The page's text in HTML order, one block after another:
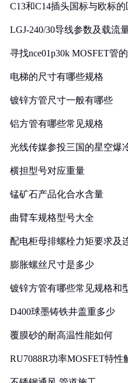
C13和C14插头国标与欧标
LGJ-240/30导线参数及载流
寻找nce01p30k MOSFET管
电梯的尺寸有哪些规格
镀锌方管尺寸一般有哪些
铝方管有哪些常见规格
光线传媒参投三国的星空爆
横担型号对应重量
锰矿石产品化合水含量
曲臂车规格型号大全
配电柜母排螺栓力矩要求及
膨胀螺丝尺寸是多少
镀锌方管有哪些常见规格和
D400球墨铸铁井盖重多少
覆膜砂的耐高温性能如何
RU7088R功率MOSFET特